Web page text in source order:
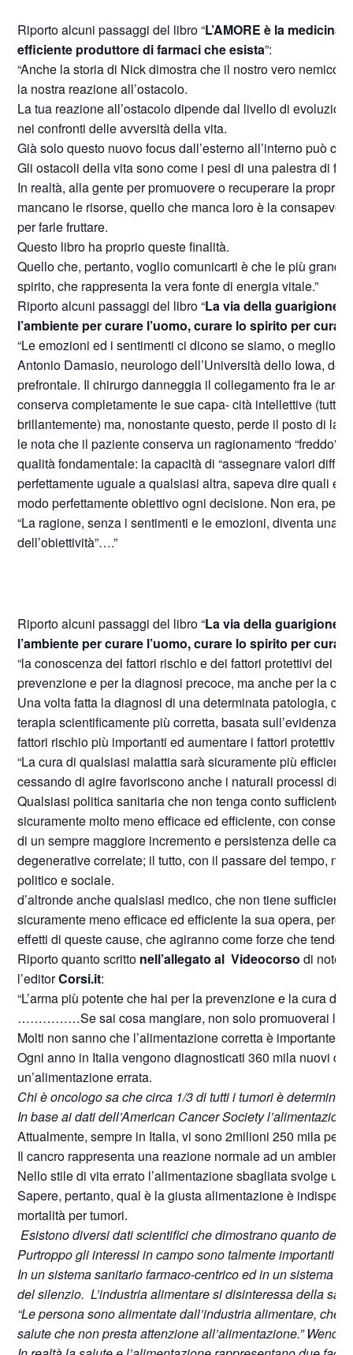
Riporto alcuni passaggi del libro “L’AMORE è la medicina
efficiente produttore di farmaci che esista”:
“Anche la storia di Nick dimostra che il nostro vero
la nostra reazione all’ostacolo.
La tua reazione all’ostacolo dipende dal livello di
nei confronti delle avversità della vita.
Già solo questo nuovo focus dall’esterno all’interno può
Gli ostacoli della vita sono come i pesi di una palestra di
In realtà, alla gente per promuovere o recuperare la
mancano le risorse, quello che manca loro è la
per farle fruttare.
Questo libro ha proprio queste finalità.
Quello che, pertanto, voglio comunicarti è che le più
spirito, che rappresenta la vera fonte di energia vitale.”
Riporto alcuni passaggi del libro “La via della guarigione
l’ambiente per curare l’uomo, curare lo spirito per
“Le emozioni ed i sentimenti ci dicono se siamo, o meglio,
Antonio Damasio, neurologo dell’Università dello Iowa,
prefrontale. Il chirurgo danneggia il collegamento fra le
conserva completamente le sue capa- cità intellettive (tutti
brillantemente) ma, nonostante questo, perde il posto di
le nota che il paziente conserva un ragionamento
qualità fondamentale: la capacità di “assegnare valori
perfettamente uguale a qualsiasi altra, sapeva dire quali
modo perfettamente obiettivo ogni decisione. Non era,
“La ragione, senza i sentimenti e le emozioni, diventa una
dell’obiettività”….”
Riporto alcuni passaggi del libro “La via della guarigione
l’ambiente per curare l’uomo, curare lo spirito per
“la conoscenza dei fattori rischio e dei fattori protettivi dei
prevenzione e per la diagnosi precoce, ma anche per la
Una volta fatta la diagnosi di una determinata patologia,
terapia scientificamente più corretta, basata sull’evidenza
fattori rischio più importanti ed aumentare i fattori protettivi.
“La cura di qualsiasi malattia sarà sicuramente più
cessando di agire favoriscono anche i naturali processi di
Qualsiasi politica sanitaria che non tenga conto
sicuramente molto meno efficace ed efficiente, con
di un sempre maggiore incremento e persistenza delle
degenerative correlate; il tutto, con il passare del tempo,
politico e sociale.
d’altronde anche qualsiasi medico, che non tiene
sicuramente meno efficace ed efficiente la sua opera,
effetti di queste cause, che agiranno come forze che
Riporto quanto scritto nell’allegato al Videocorso di
l’editorCorsi.it:
“L’arma più potente che hai per la prevenzione e la cura
……………Se sai cosa mangiare, non solo promuoverai la
Molti non sanno che l’alimentazione corretta è importante
Ogni anno in Italia vengono diagnosticati 360 mila nuovi
un’alimentazione errata.
Chi è oncologo sa che circa 1/3 di tutti i tumori è
In base ai dati dell’American Cancer Society
Attualmente, sempre in Italia, vi sono 2milioni 250 mila
Il cancro rappresenta una reazione normale ad un
Nello stile di vita errato l’alimentazione sbagliata svolge un
Sapere, pertanto, qual è la giusta alimentazione è
mortalità per tumori.
Esistono diversi dati scientifici che dimostrano quanto
Purtroppo gli interessi in campo sono talmente importanti
In un sistema sanitario farmaco-centrico ed in un sistema
del silenzio. L’industria alimentare si disinteressa della
“Le persona sono alimentate dall’industria alimentare,
salute che non presta attenzione all’alimentazione.”